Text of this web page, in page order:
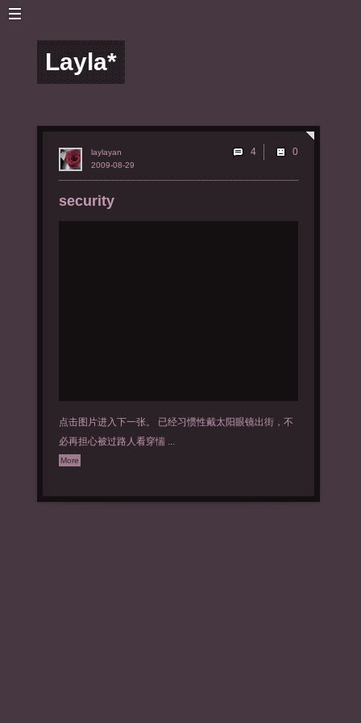
Layla*
security
点击图片进入下一张。 已经习惯性戴太阳眼镜出街，不
必再担心被过路人看穿惴 ...
More
2009-08-29
laylayan 4